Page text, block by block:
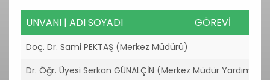
UNVANI | ADI SOYADI
GÖREVİ
UNVANI | ADI SOYADI
Doç. Dr. Sami PEKTAŞ (Merkez Müdürü)
Dr. Öğr. Üyesi Serkan GÜNALÇİN (Merkez Müdür Yardımcısı)